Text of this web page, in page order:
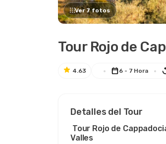
Ver 7 fotos
Tour Rojo de
4.63 6 - 7 Hora
Detalles del Tour
Valles